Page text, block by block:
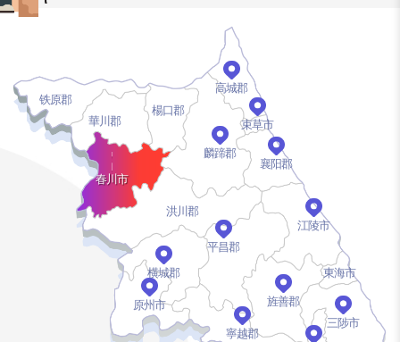
春川市
原州市
江陵市
束草市
三陟市
麟蹄郡
高城郡
襄阳郡
横城郡
平昌郡
寧越郡
旌善郡
東海市
铁原郡
華川郡
楊口郡
洪川郡